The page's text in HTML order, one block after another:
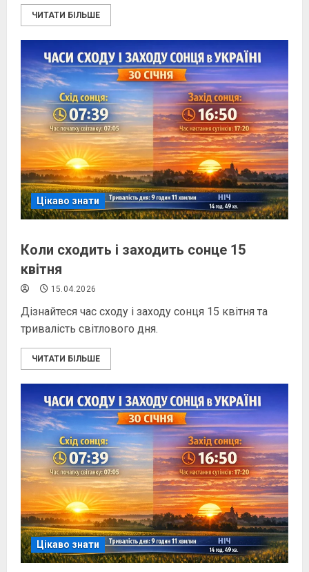
ЧИТАТИ БІЛЬШЕ
Цікаво знати
Коли сходить і заходить сонце 15
квітня
15.04.2026
Дізнайтеся час сходу і заходу сонця 15 квітня та
тривалість світлового дня.
ЧИТАТИ БІЛЬШЕ
Цікаво знати